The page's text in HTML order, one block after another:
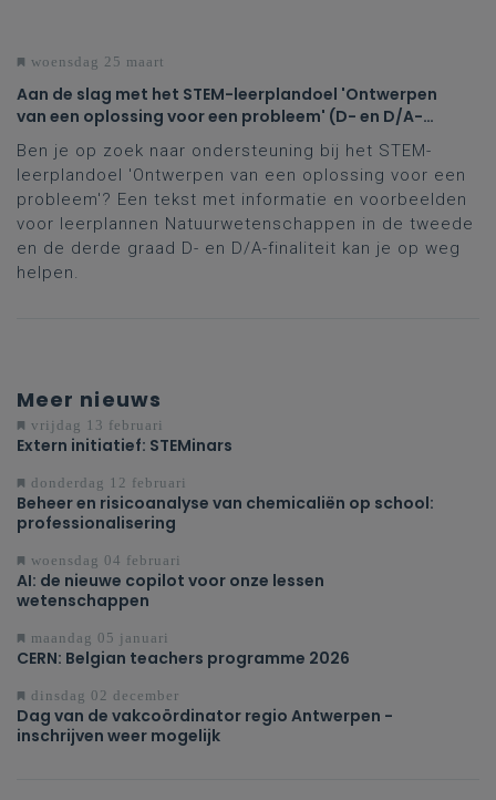
woensdag 25 maart
Aan de slag met het STEM-leerplandoel 'Ontwerpen
van een oplossing voor een probleem' (D- en D/A-
finaliteit tweede en derde graad)
Ben je op zoek naar ondersteuning bij het STEM-
leerplandoel 'Ontwerpen van een oplossing voor een
probleem'? Een tekst met informatie en voorbeelden
voor leerplannen Natuurwetenschappen in de tweede
en de derde graad D- en D/A-finaliteit kan je op weg
helpen.
Meer nieuws
vrijdag 13 februari
Extern initiatief: STEMinars
donderdag 12 februari
Beheer en risicoanalyse van chemicaliën op school:
professionalisering
woensdag 04 februari
AI: de nieuwe copilot voor onze lessen
wetenschappen
maandag 05 januari
CERN: Belgian teachers programme 2026
dinsdag 02 december
Dag van de vakcoördinator regio Antwerpen -
inschrijven weer mogelijk